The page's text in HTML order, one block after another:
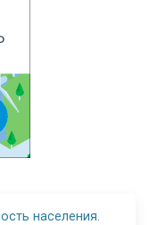
населения.